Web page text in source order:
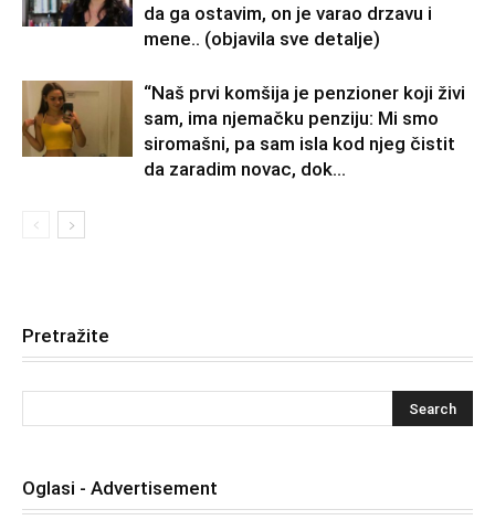
da ga ostavim, on je varao drzavu i
mene.. (objavila sve detalje)
“Naš prvi komšija je penzioner koji živi
sam, ima njemačku penziju: Mi smo
siromašni, pa sam isla kod njeg čistit
da zaradim novac, dok...
Pretražite
Oglasi - Advertisement